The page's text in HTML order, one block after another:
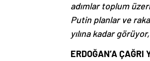
adımlar toplum
Putin planlar ve
yılına kadar
ERDOĞAN’A ÇAĞRI